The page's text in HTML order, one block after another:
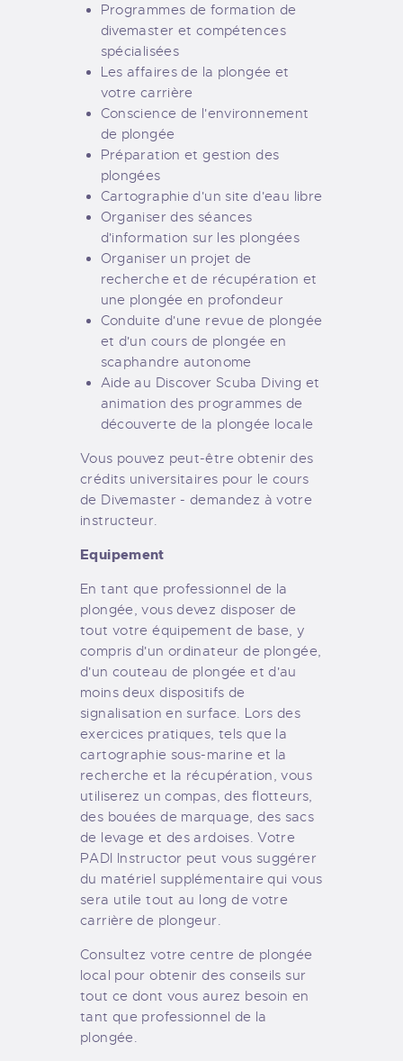
Programmes de formation de
divemaster et compétences
spécialisées
Les affaires de la plongée et
votre carrière
Conscience de l'environnement
de plongée
Préparation et gestion des
plongées
Cartographie d'un site d'eau libre
Organiser des séances
d'information sur les plongées
Organiser un projet de
recherche et de récupération et
une plongée en profondeur
Conduite d'une revue de plongée
et d'un cours de plongée en
scaphandre autonome
Aide au Discover Scuba Diving et
animation des programmes de
découverte de la plongée locale
Vous pouvez peut-être obtenir des
crédits universitaires pour le cours
de Divemaster - demandez à votre
instructeur.
Equipement
En tant que professionnel de la
plongée, vous devez disposer de
tout votre équipement de base, y
compris d'un ordinateur de plongée,
d'un couteau de plongée et d'au
moins deux dispositifs de
signalisation en surface. Lors des
exercices pratiques, tels que la
cartographie sous-marine et la
recherche et la récupération, vous
utiliserez un compas, des flotteurs,
des bouées de marquage, des sacs
de levage et des ardoises. Votre
PADI Instructor peut vous suggérer
du matériel supplémentaire qui vous
sera utile tout au long de votre
carrière de plongeur.
Consultez votre centre de plongée
local pour obtenir des conseils sur
tout ce dont vous aurez besoin en
tant que professionnel de la
plongée.